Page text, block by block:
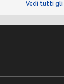
Vedi tutti gli